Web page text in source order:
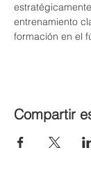
entrenamiento
formación en el
Compartir